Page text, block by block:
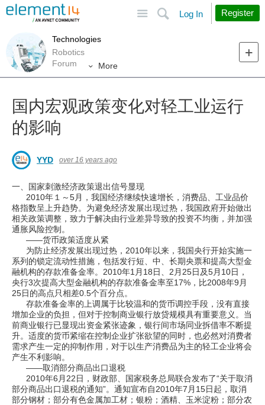
Search
Log In Register
Technologies
Robotics
Forum
More
国内宏观政策变化对轻工业运行
的影响
YYD over 16 years ago
一、国家刺激经济政策退出信号显现
2010年１～5月，我国经济继续快速增长，消费品、工业品价
格指数呈上升趋势。为避免经济发展出现过热，我国政府开始做出
相关政策调整，致力于解决由行业差异导致的投资不均衡，并加强
通胀风险控制。
——货币政策适度从紧
为防止经济发展出现过热，2010年以来，我国央行开始实施一
系列的锁定流动性措施，包括发行短、中、长期央票和提高大型金
融机构的存款准备金率。2010年1月18日、2月25日及5月10日，
央行3次提高大型金融机构的存款准备金率至17%，比2008年9月
25日的高点只相差0.5个百分点。
存款准备金率的上调属于比较温和的货币调控手段，没有直接
增加企业的负担，但对于控制商业银行放贷规模具有重要意义。当
前商业银行已显现出资金紧张迹象，银行间市场同业拆借率不断提
升。适度的货币紧缩在控制企业扩张欲望的同时，也必然对消费者
需求产生一定的抑制作用，对于以生产消费品为主的轻工企业将会
产生不利影响。
——取消部分商品出口退税
2010年6月22日，财政部、国家税务总局联合发布了“关于取消
部分商品出口退税的通知”。通知宣布自2010年7月15日起，取消
部分钢材；部分有色金属加工材；银粉；酒精、玉米淀粉；部分农